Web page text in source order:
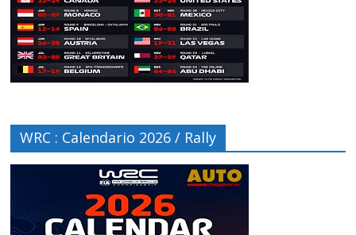
WRC : Calendario 2026 / Rally